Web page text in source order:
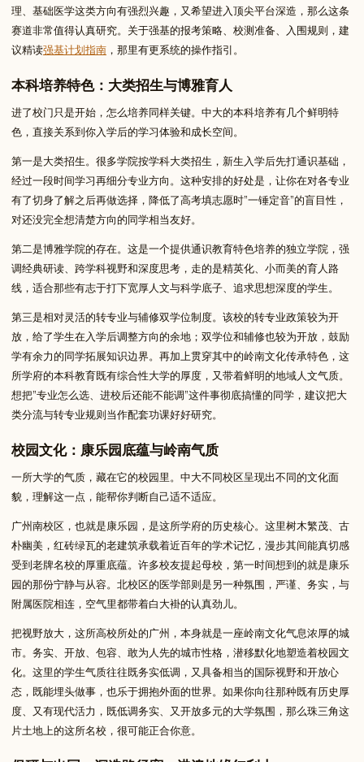
理、基础医学这类方向有强烈兴趣，又希望进入顶尖平台深造，那么这条
赛道非常值得认真研究。关于强基的报考策略、校测准备、入围规则，建
议精读强基计划指南 ，那里有更系统的操作指引。
本科培养特色：大类招生与博雅育人
进了校门只是开始，怎么培养同样关键。中大的本科培养有几个鲜明特
色，直接关系到你入学后的学习体验和成长空间。
第一是大类招生。很多学院按学科大类招生，新生入学后先打通识基础，
经过一段时间学习再细分专业方向。这种安排的好处是，让你在对各专业
有了切身了解之后再做选择，降低了高考填志愿时”一锤定音”的盲目性，
对还没完全想清楚方向的同学相当友好。
第二是博雅学院的存在。这是一个提供通识教育特色培养的独立学院，强
调经典研读、跨学科视野和深度思考，走的是精英化、小而美的育人路
线，适合那些有志于打下宽厚人文与科学底子、追求思想深度的学生。
第三是相对灵活的转专业与辅修双学位制度。该校的转专业政策较为开
放，给了学生在入学后调整方向的余地；双学位和辅修也较为开放，鼓励
学有余力的同学拓展知识边界。再加上贯穿其中的岭南文化传承特色，这
所学府的本科教育既有综合性大学的厚度，又带着鲜明的地域人文气质。
想把”专业怎么选、进校后还能不能调”这件事彻底搞懂的同学，建议把大
类分流与转专业规则当作配套功课好好研究。
校园文化：康乐园底蕴与岭南气质
一所大学的气质，藏在它的校园里。中大不同校区呈现出不同的文化面
貌，理解这一点，能帮你判断自己适不适应。
广州南校区，也就是康乐园，是这所学府的历史核心。这里树木繁茂、古
朴幽美，红砖绿瓦的老建筑承载着近百年的学术记忆，漫步其间能真切感
受到老牌名校的厚重底蕴。许多校友提起母校，第一时间想到的就是康乐
园的那份宁静与从容。北校区的医学部则是另一种氛围，严谨、务实，与
附属医院相连，空气里都带着白大褂的认真劲儿。
把视野放大，这所高校所处的广州，本身就是一座岭南文化气息浓厚的城
市。务实、开放、包容、敢为人先的城市性格，潜移默化地塑造着校园文
化。这里的学生气质往往既务实低调，又具备相当的国际视野和开放心
态，既能埋头做事，也乐于拥抱外面的世界。如果你向往那种既有历史厚
度、又有现代活力，既低调务实、又开放多元的大学氛围，那么珠三角这
片土地上的这所名校，很可能正合你意。